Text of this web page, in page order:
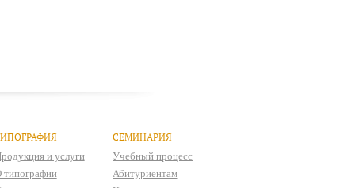
и услуги
типографии
СЕМИНАРИЯ
Учебный процесс
Абитуриентам